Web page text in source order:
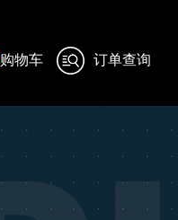
购物车 订单查询